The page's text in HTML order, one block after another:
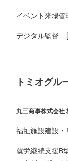
イベント来場
デジタル監督
トミオグル
丸三商事株式会社
福祉施設建設
就労継続支援B